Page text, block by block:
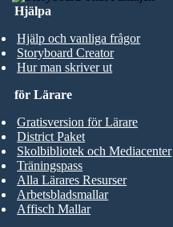
Hjälpa
Hjälp och vanliga frågor
Storyboard Creator
Hur man skriver ut
för Lärare
Gratisversion för Lärare
District Paket
Skolbibliotek och Mediacenter
Träningspass
Alla Lärares Resurser
Arbetsbladsmallar
Affisch Mallar